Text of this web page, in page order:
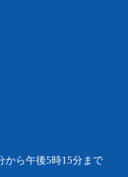
から午後5時15分まで